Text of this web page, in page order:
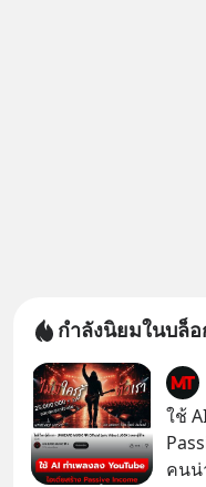
กำลังนิยมในบล็
ใช้
คนน่